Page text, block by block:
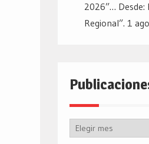
2026”… Desde:
Regional”. 1
Publicaciones